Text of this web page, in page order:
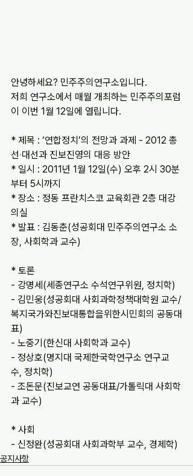
안녕하세요? 민주주의연구소입니다.
저희 연구소에서 매월 개최하는 민주주의포럼
이 이번 1월 12일에 열립니다.
* 제목 : ‘연합정치’의 전망과 과제 - 2012 총
선‧대선과 진보진영의 대응 방안
* 일시 : 2011년 1월 12일(수) 오후 2시 30분
부터 5시까지
* 장소 : 정동 프란치스코 교육회관 2층 대강
의실
* 발표 : 김동춘(성공회대 민주주의연구소 소
장, 사회학과 교수)
* 토론
- 강명세(세종연구소 수석연구위원, 정치학)
- 김민웅(성공회대 사회과학정책대학원 교수/
복지국가와진보대통합을위한시민회의 공동대
표)
- 노중기(한신대 사회학과 교수)
- 정상호(명지대 국제한국학연구소 연구교
수, 정치학)
- 조돈문(진보교연 공동대표/가톨릭대 사회학
과 교수)
* 사회
- 신정완(성공회대 사회과학부 교수, 경제학)
공지사항